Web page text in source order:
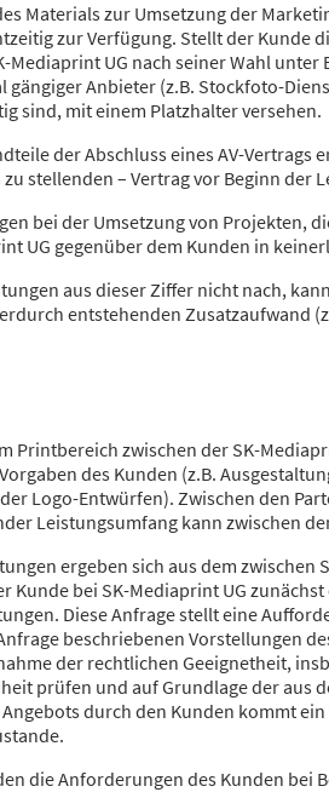
Materials zur Umsetzung der
zur Verfügung. Stellt der Kunde
Mediaprint UG nach seiner Wahl
Anbieter (z.B. Stockfoto-
sind, mit einem Platzhalter versehen.
der Abschluss eines AV-
stellenden – Vertrag vor Beginn der
bei der Umsetzung von Projekten,
UG gegenüber dem Kunden in
aus dieser Ziffer nicht nach,
entstehenden Zusatzaufwand
Printbereich zwischen der SK-
des Kunden (z.B.
Logo-Entwürfen). Zwischen den
Leistungsumfang kann zwischen
ergeben sich aus dem
Kunde bei SK-Mediaprint UG
Diese Anfrage stellt eine
beschriebenen Vorstellungen
der rechtlichen Geeignetheit,
prüfen und auf Grundlage der aus
durch den Kunden kommt ein
die Anforderungen des Kunden